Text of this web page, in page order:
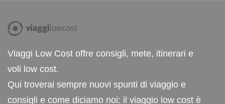
Viaggi Low Cost offre consigli, mete, itinerari e
voli low cost.
Qui troverai sempre nuovi spunti di viaggio e
consigli e come diciamo noi: il viaggio low cost è